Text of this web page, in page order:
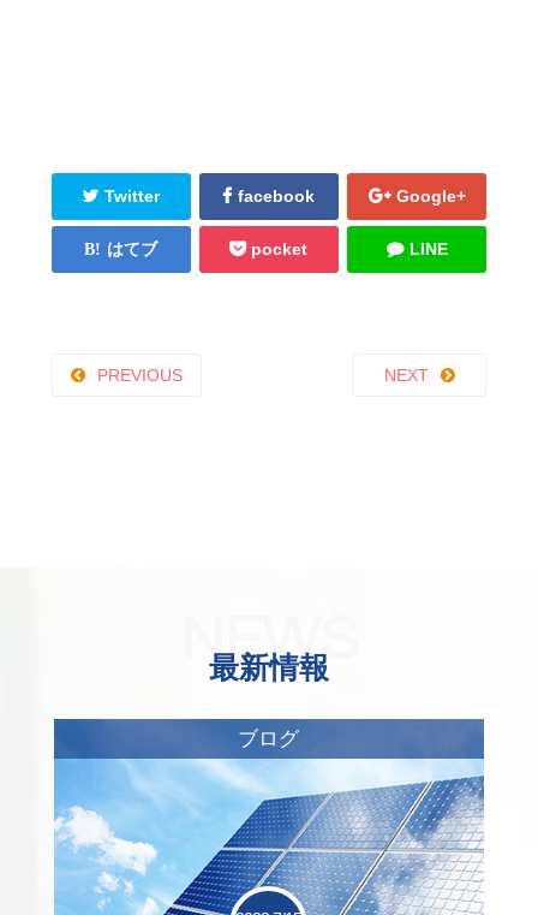
Twitter facebook Google+
はてブ pocket LINE
PREVIOUS NEXT
NEWS
最新情報
ブログ